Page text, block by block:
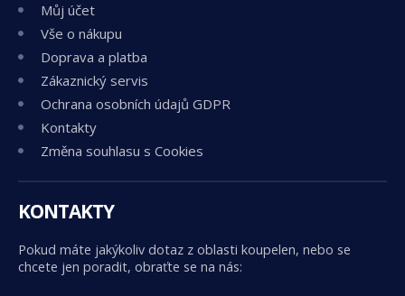
Můj účet
Vše o nákupu
Doprava a platba
Zákaznický servis
Ochrana osobních údajů GDPR
Kontakty
Změna souhlasu s Cookies
KONTAKTY
Pokud máte jakýkoliv dotaz z oblasti koupelen, nebo se
chcete jen poradit, obraťte se na nás: